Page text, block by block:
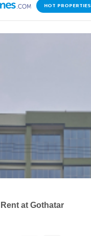
HOT PROPERTIES
at Gothatar